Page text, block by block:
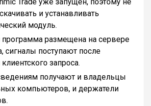
и устанавливать
модуль.
программа размещена на сервере
сигналы поступают после
запроса.
получают и владельцы
компьютеров, и держатели